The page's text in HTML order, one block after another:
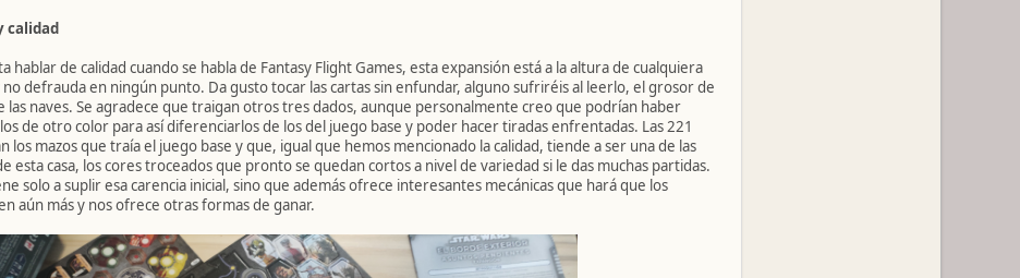
hablar de calidad cuando se habla de Fantasy Flight Games, esta expansión está a la altura de cualquiera
defrauda en ningún punto. Da gusto tocar las cartas sin enfundar, alguno sufriréis al leerlo, el grosor de
las naves. Se agradece que traigan otros tres dados, aunque personalmente creo que podrían haber
de otro color para así diferenciarlos de los del juego base y poder hacer tiradas enfrentadas. Las 221
los mazos que traía el juego base y que, igual que hemos mencionado la calidad, tiende a ser una de las
esta casa, los cores troceados que pronto se quedan cortos a nivel de variedad si le das muchas partidas.
solo a suplir esa carencia inicial, sino que además ofrece interesantes mecánicas que hará que los
aún más y nos ofrece otras formas de ganar.